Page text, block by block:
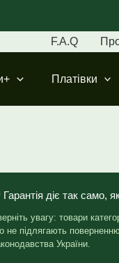
F.A.Q
Платівки
діє так само,
увагу: товари
не підлягають
України.